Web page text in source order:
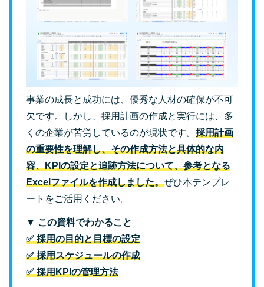
事業の成長と成功には、優秀な人材の確保が不可
欠です。しかし、採用計画の作成と実行には、多
くの企業が苦労しているのが現状です。 採用計画
の重要性を理解し、その作成方法と具体的な内
容、KPIの設定と追跡方法について、参考となる
Excelファイルを作成しました。ぜひ本テンプレ
ートをご活用ください。
▼ この資料でわかること
✅ 採用の目的と目標の設定
✅ 採用スケジュールの作成
✅ 採用KPIの管理方法